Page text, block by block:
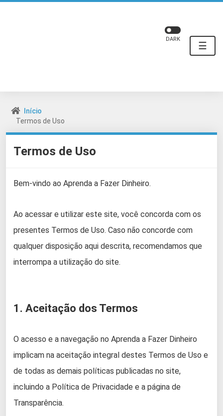
☰
DARK
Início
Termos de Uso
Termos de Uso
Bem-vindo ao Aprenda a Fazer Dinheiro.
Ao acessar e utilizar este site, você concorda com os
presentes Termos de Uso. Caso não concorde com
qualquer disposição aqui descrita, recomendamos que
interrompa a utilização do site.
1. Aceitação dos Termos
O acesso e a navegação no Aprenda a Fazer Dinheiro
implicam na aceitação integral destes Termos de Uso e
de todas as demais políticas publicadas no site,
incluindo a Política de Privacidade e a página de
Transparência.